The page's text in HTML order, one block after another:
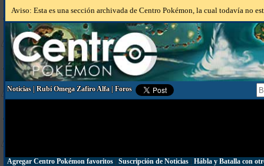
Aviso: Esta es una sección archivada de Centro Pokémon, la cual todavía no
Noticias|Rubí Omega Zafiro Alfa|Foros
Agregar Centro Pokémon favoritos| Suscripción de Noticias| Hábla y Batalla con